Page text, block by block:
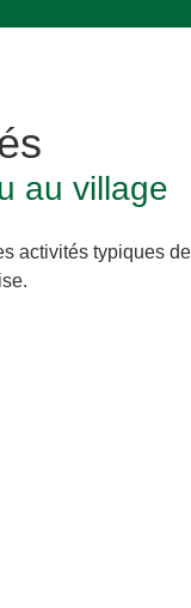
au village
activités typiques de